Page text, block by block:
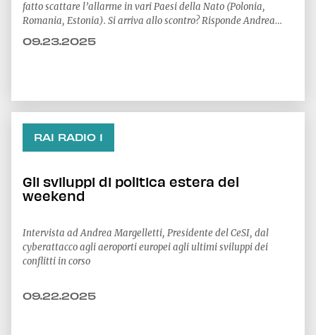
fatto scattare l’allarme in vari Paesi della Nato (Polonia,
Romania, Estonia). Si arriva allo scontro? Risponde Andrea
09.23.2025
RAI RADIO 1
Gli sviluppi di politica estera del
weekend
Intervista ad Andrea Margelletti, Presidente del CeSI, dal
cyberattacco agli aeroporti europei agli ultimi sviluppi dei
conflitti in corso
09.22.2025